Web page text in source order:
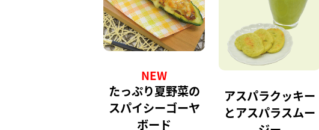
NEW
たっぷり夏野菜の
スパイシーゴーヤ
ボード
アスパラクッキー
とアスパラスムー